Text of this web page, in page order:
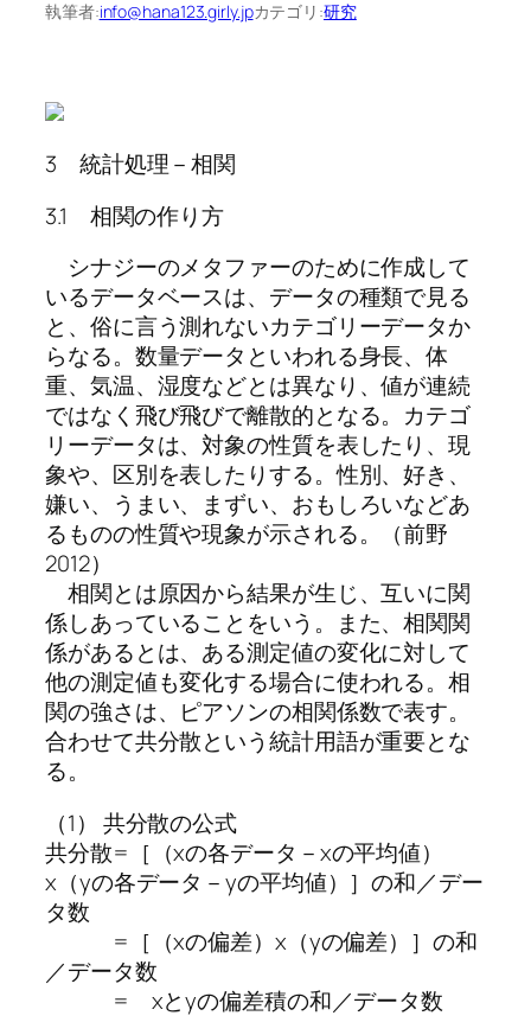
執筆者:info@hana123.girly.jpカテゴリ:研究
3 統計処理－相関
3.1 相関の作り方
シナジーのメタファーのために作成して
いるデータベースは、データの種類で見る
と、俗に言う測れないカテゴリーデータか
らなる。数量データといわれる身長、体
重、気温、湿度などとは異なり、値が連続
ではなく飛び飛びで離散的となる。カテゴ
リーデータは、対象の性質を表したり、現
象や、区別を表したりする。性別、好き、
嫌い、うまい、まずい、おもしろいなどあ
るものの性質や現象が示される。（前野
2012）
相関とは原因から結果が生じ、互いに関
係しあっていることをいう。また、相関関
係があるとは、ある測定値の変化に対して
他の測定値も変化する場合に使われる。相
関の強さは、ピアソンの相関係数で表す。
合わせて共分散という統計用語が重要とな
る。
（1） 共分散の公式
共分散=［（xの各データ－xの平均値）
x（yの各データ－yの平均値）］の和／デー
タ数
=［（xの偏差）x（yの偏差）］の和
／データ数
= xとyの偏差積の和／データ数